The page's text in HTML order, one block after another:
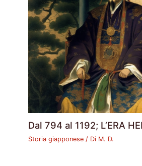
Dal 794 al 1192; L’ERA
Storia giapponese / Di M. D.